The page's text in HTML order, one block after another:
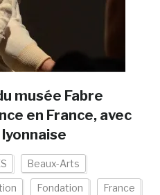
musée Fabre
en France, avec
Beaux-Arts
Fondation France